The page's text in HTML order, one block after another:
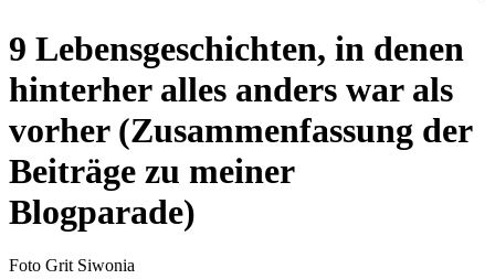
9 Lebensgeschichten, in denen
hinterher alles anders war als
vorher (Zusammenfassung der
Beiträge zu meiner
Blogparade)
Foto Grit Siwonia